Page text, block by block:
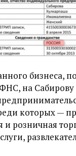
бизнеса,
на
которых —
розничная